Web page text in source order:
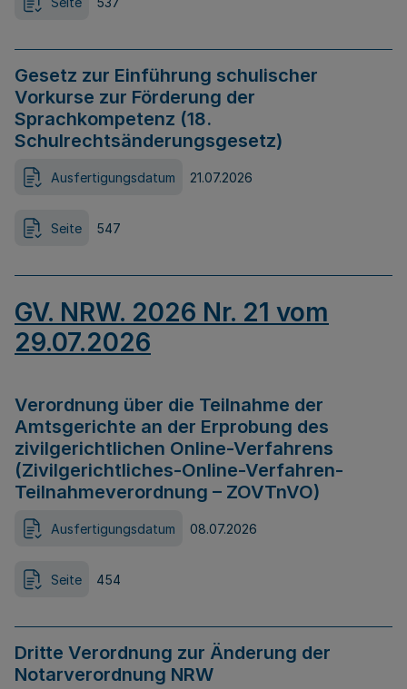
Gesetz zur Einführung schulischer
Vorkurse zur Förderung der
Sprachkompetenz (18.
Schulrechtsänderungsgesetz)
Ausfertigungsdatum 21.07.2026
Seite 547
GV. NRW. 2026 Nr. 21 vom
29.07.2026
Verordnung über die Teilnahme der
Amtsgerichte an der Erprobung des
zivilgerichtlichen Online-Verfahrens
(Zivilgerichtliches-Online-Verfahren-
Teilnahmeverordnung – ZOVTnVO)
Ausfertigungsdatum 08.07.2026
Seite 454
Dritte Verordnung zur Änderung der
Notarverordnung NRW